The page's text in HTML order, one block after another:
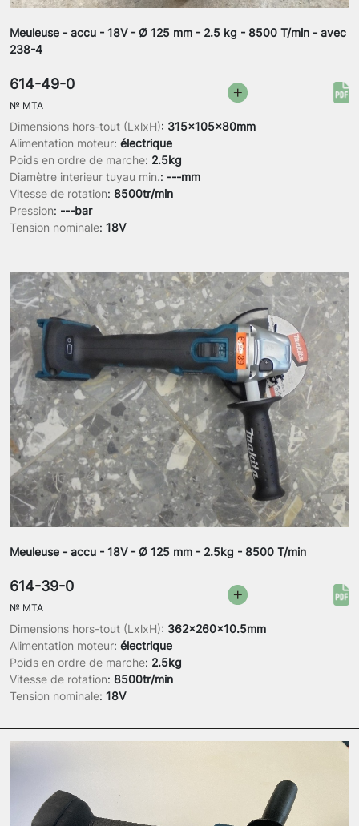
Meuleuse - accu - 18V - Ø 125 mm - 2.5 kg - 8500 T/min - avec
238-4
Dimensions hors-tout (LxlxH): 315x105x80mm
Alimentation moteur: électrique
Poids en ordre de marche: 2.5kg
Diamètre interieur tuyau min.: ---mm
Vitesse de rotation: 8500tr/min
Pression: ---bar
Tension nominale: 18V
614-49-0
№ MTA
Meuleuse - accu - 18V - Ø 125 mm - 2.5kg - 8500 T/min
Dimensions hors-tout (LxlxH): 362x260x10.5mm
Alimentation moteur: électrique
Poids en ordre de marche: 2.5kg
Vitesse de rotation: 8500tr/min
Tension nominale: 18V
614-39-0
№ MTA